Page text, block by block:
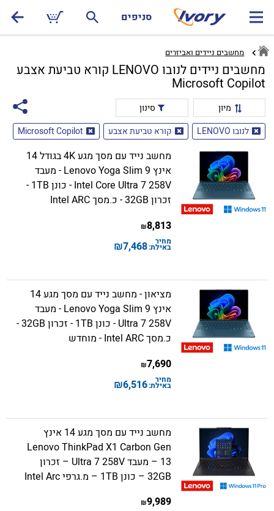
סניפים
מחשבים ניידים ואביזרים
מחשבים ניידים לנובו LENOVO קורא טביעת אצבע
Microsoft Copilot
מיון
סינון
לנובו LENOVO
קורא טביעת אצבע Microsoft Copilot
מחשב נייד עם מסך מגע 4K בגודל 14
אינץ Lenovo Yoga Slim 9 - מעבד
Intel Core Ultra 7 258V - כונן 1TB -
זכרון 32GB - כ.מסך Intel ARC
8,813
₪
מחיר
באילת:7,468
₪
מציאון - מחשב נייד עם מסך מגע 14
אינץ Lenovo Yoga Slim 9 - מעבד
Ultra 7 258V - כונן 1TB - זכרון 32GB -
כ.מסך Intel ARC - מוחדש
7,690
₪
מחיר
באילת:6,516
₪
מחשב נייד עם מסך מגע 14 אינץ
Lenovo ThinkPad X1 Carbon Gen
13 – מעבד Ultra 7 258V – זכרון
32GB – כונן 1TB – מ.גרפי Intel Arc
9,989
₪